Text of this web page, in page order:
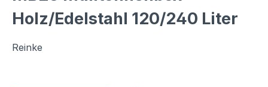
Holz/Edelstahl 120/240 Liter
Reinke